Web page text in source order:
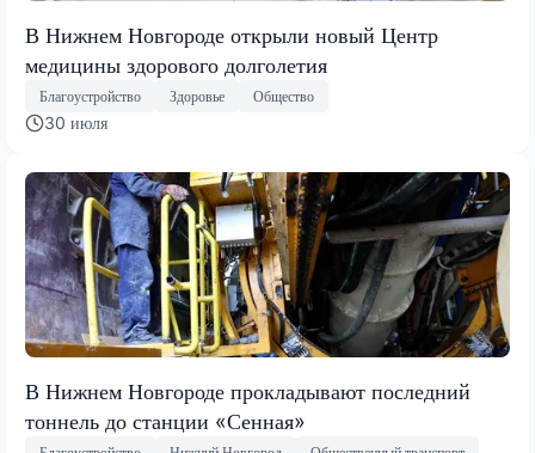
В Нижнем Новгороде открыли новый Центр
медицины здорового долголетия
Благоустройство Здоровье Общество
30 июля
В Нижнем Новгороде прокладывают последний
тоннель до станции «Сенная»